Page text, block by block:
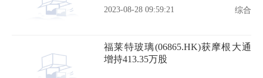
2023-08-28 09:59:21 综合
福莱特玻璃(06865.HK)获摩根大通
增持413.35万股